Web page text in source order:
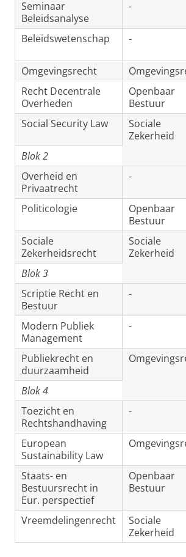
Seminaar
Beleidsanalyse
-
Beleidswetenschap -
Omgevingsrecht
Recht Decentrale
Overheden
Openbaar
Bestuur
Social Security Law
Sociale
Zekerheid
Blok 2
Overheid en
Privaatrecht
-
Politicologie
Openbaar
Bestuur
Sociale
Zekerheidsrecht
Sociale
Zekerheid
Blok 3
Scriptie Recht en
Bestuur
-
Modern Publiek
Management
-
Publiekrecht en
duurzaamheid
Blok 4
Toezicht en
Rechtshandhaving
-
European
Sustainability Law
Staats- en
Bestuursrecht in
Eur. perspectief
Openbaar
Bestuur
Vreemdelingenrecht
Sociale
Zekerheid